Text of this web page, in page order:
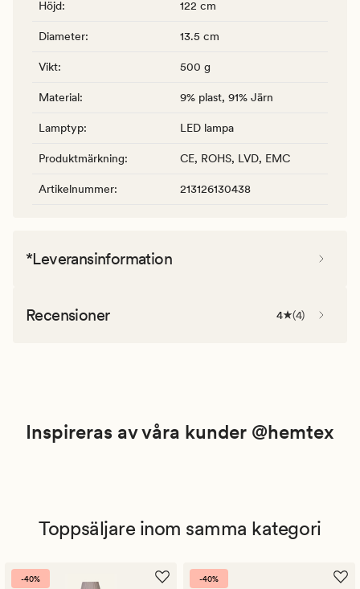
Höjd: 122 cm
Diameter: 13.5 cm
Vikt: 500 g
Material: 9% plast, 91% Järn
Lamptyp: LED lampa
Produktmärkning: CE, ROHS, LVD, EMC
Artikelnummer: 213126130438
*Leveransinformation
Recensioner 4 (4)
Inspireras av våra kunder @hemtex
Toppsäljare inom samma kategori
-40% -40%